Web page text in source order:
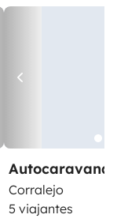
Corralejo
5 viajantes